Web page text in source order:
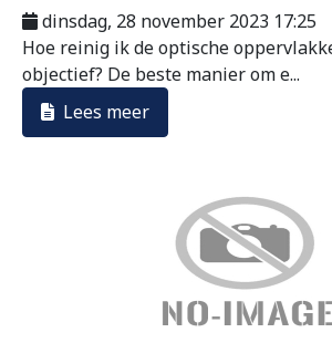
dinsdag, 28 november 2023 17:25
Hoe reinig ik de optische
objectief? De beste manier om e...
Lees meer